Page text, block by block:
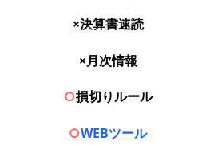
×決算書速読
×月次情報
○損切りルール
○WEBツール